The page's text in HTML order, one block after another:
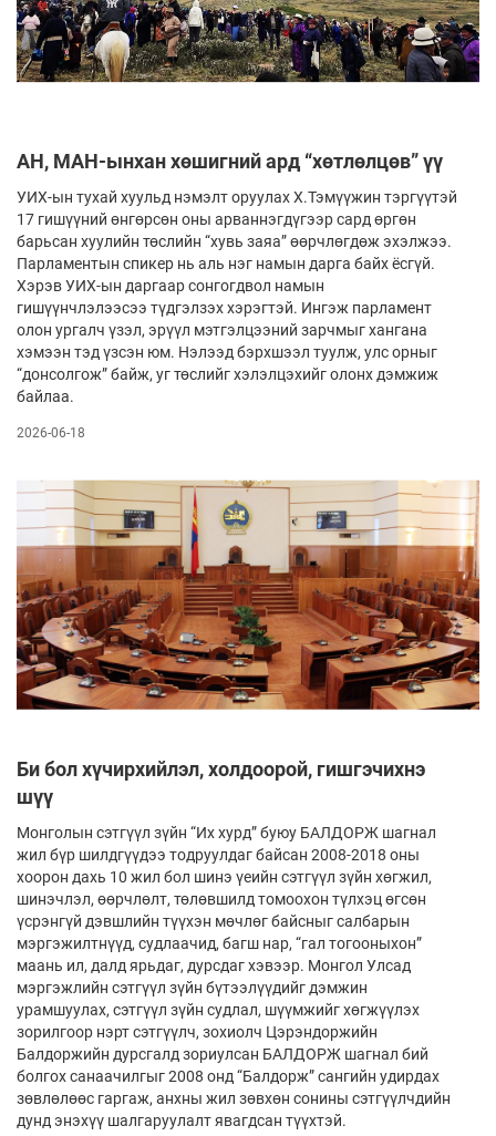
АН, МАН-ынхан хөшигний ард “хөтлөлцөв” үү
УИХ-ын тухай хуульд нэмэлт оруулах Х.Тэмүүжин тэргүүтэй
17 гишүүний өнгөрсөн оны арваннэгдүгээр сард өргөн
барьсан хуулийн төслийн “хувь заяа” өөрчлөгдөж эхэлжээ.
Парламентын спикер нь аль нэг намын дарга байх ёсгүй.
Хэрэв УИХ-ын даргаар сонгогдвол намын
гишүүнчлэлээсээ түдгэлзэх хэрэгтэй. Ингэж парламент
олон ургалч үзэл, эрүүл мэтгэлцээний зарчмыг хангана
хэмээн тэд үзсэн юм. Нэлээд бэрхшээл туулж, улс орныг
“донсолгож” байж, уг төслийг хэлэлцэхийг олонх дэмжиж
байлаа.
2026-06-18
Би бол хүчиpхийлэл, холдоорой, гишгэчихнэ
шүү
Монголын сэтгүүл зүйн “Их хурд” буюу БАЛДОРЖ шагнал
жил бүр шилдгүүдээ тодруулдаг байсан 2008-2018 оны
хоорон дахь 10 жил бол шинэ үеийн сэтгүүл зүйн хөгжил,
шинэчлэл, өөрчлөлт, төлөвшилд томоохон түлхэц өгсөн
үсрэнгүй дэвшлийн түүхэн мөчлөг байсныг салбарын
мэргэжилтнүүд, судлаачид, багш нар, “гал тогооныхон”
маань ил, далд ярьдаг, дурсдаг хэвээр. Монгол Улсад
мэргэжлийн сэтгүүл зүйн бүтээлүүдийг дэмжин
урамшуулах, сэтгүүл зүйн судлал, шүүмжийг хөгжүүлэх
зорилгоор нэрт сэтгүүлч, зохиолч Цэрэндоржийн
Балдоржийн дурсгалд зориулсан БАЛДОРЖ шагнал бий
болгох санаачилгыг 2008 онд “Балдорж” сангийн удирдах
зөвлөлөөс гаргаж, анхны жил зөвхөн сонины сэтгүүлчдийн
дунд энэхүү шалгаруулалт явагдсан түүхтэй.